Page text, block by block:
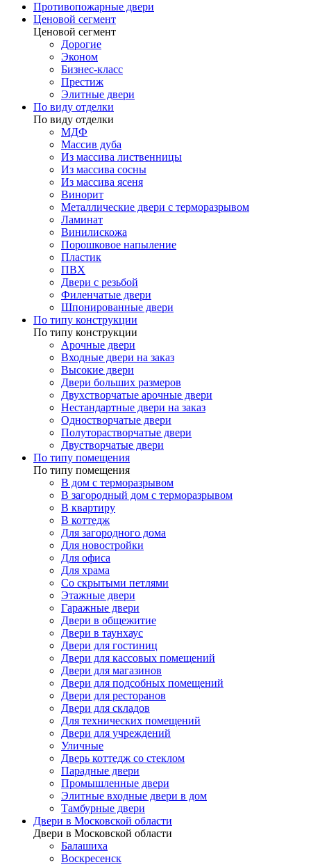
Противопожарные двери
Ценовой сегмент
Ценовой сегмент
Дорогие
Эконом
Бизнес-класс
Престиж
Элитные двери
По виду отделки
По виду отделки
МДФ
Массив дуба
Из массива лиственницы
Из массива сосны
Из массива ясеня
Винорит
Металлические двери с терморазрывом
Ламинат
Винилискожа
Порошковое напыление
Пластик
ПВХ
Двери с резьбой
Филенчатые двери
Шпонированные двери
По типу конструкции
По типу конструкции
Арочные двери
Входные двери на заказ
Высокие двери
Двери больших размеров
Двухстворчатые арочные двери
Нестандартные двери на заказ
Одностворчатые двери
Полуторастворчатые двери
Двустворчатые двери
По типу помещения
По типу помещения
В дом с терморазрывом
В загородный дом с терморазрывом
В квартиру
В коттедж
Для загородного дома
Для новостройки
Для офиса
Для храма
Со скрытыми петлями
Этажные двери
Гаражные двери
Двери в общежитие
Двери в таунхаус
Двери для гостиниц
Двери для кассовых помещений
Двери для магазинов
Двери для подсобных помещений
Двери для ресторанов
Двери для складов
Для технических помещений
Двери для учреждений
Уличные
Дверь коттедж со стеклом
Парадные двери
Промышленные двери
Элитные входные двери в дом
Тамбурные двери
Двери в Московской области
Двери в Московской области
Балашиха
Воскресенск